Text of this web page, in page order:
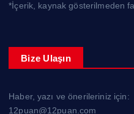
*İçerik, kaynak gösterilmeden
Bize Ulaşın
Haber, yazı ve önerileriniz için:
12puan@12puan.com